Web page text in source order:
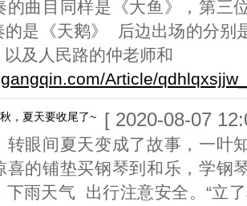
的曲目同样是《大鱼》，第三
的是《天鹅》 后边出场的分别
及人民路的仲老师和
Article/
，夏天要收尾了~ [ 2020-08-07
转眼间夏天变成了故事，一叶
喜的铺垫买钢琴到和乐，学钢
下雨天气 出行注意安全。“立